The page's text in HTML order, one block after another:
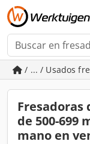
/ ... / Usados
Fresadoras
de 500-699
mano en